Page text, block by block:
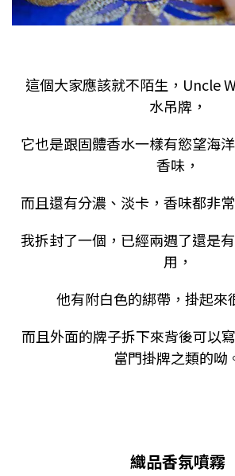
這個大家應該就不陌生，Uncle
水吊牌，
它也是跟固體香水一樣有慾望海
香味，
而且還有分濃、淡卡，香味都非
我拆封了一個，已經兩週了還是
用，
他有附白色的綁帶，掛起來
而且外面的牌子拆下來背後可以
當門掛牌之類的呦
織品香氛噴霧